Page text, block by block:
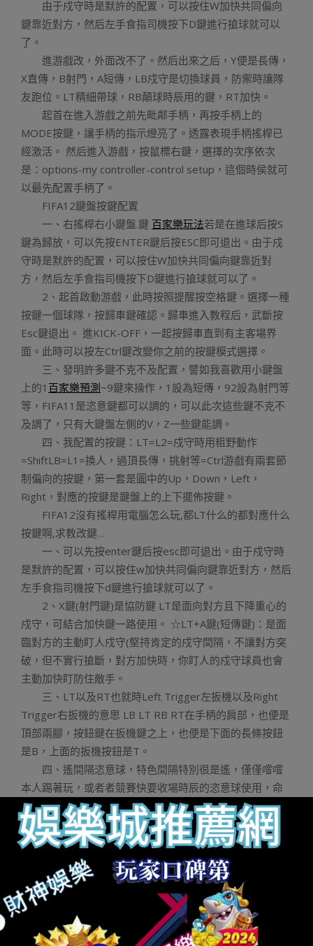
由于戍守時是默許的配置，可以按住W加快共同偏向
鍵靠近對方，然后左手食指司機按下D鍵進行搶球就可以
了。
進游戲改，外面改不了。然后出來之后，Y便是長傳，
X直傳，B射門，A短傳，LB戍守是切換球員，防禦時讓隊
友跑位。LT精細帶球，RB顛球時辰用的鍵，RT加快。
起首在進入游戲之前先毗鄰手柄，再按手柄上的
MODE按鍵，讓手柄的指示燈亮了。透露表現手柄搖桿已
經激活。 然后進入游戲，按鼠標右鍵，選擇的次序依次
是：options-my controller-control setup，這個時侯就可
以最先配置手柄了。
FIFA12鍵盤按鍵配置
一、右搖桿右小鍵盤.鍵 百家樂玩法若是在進球后按S
鍵為歸放，可以先按ENTER鍵后按ESC即可退出。由于戍
守時是默許的配置，可以按住W加快共同偏向鍵靠近對
方，然后左手食指司機按下D鍵進行搶球就可以了。
2、起首啟動游戲，此時按照提醒按空格鍵。選擇一種
按鍵一個球隊，按歸車鍵確認。歸車進入教程后，武斷按
Esc鍵退出。 進KICK-OFF，一起按歸車直到有主客場界
面。此時可以按左Ctrl鍵改變你之前的按鍵模式選擇。
三、發明許多鍵不克不及配置，譬如我喜歡用小鍵盤
上的1 百家樂預測 ~9鍵來操作，1設為短傳，92設為射門等
等，FIFA11是恣意鍵都可以調的，可以此次這些鍵不克不
及調了，只有大鍵盤左側的V，Z一些鍵能調。
四、我配置的按鍵：LT=L2=戍守時用粗野動作
=ShiftLB=L1=換人，過頂長傳，挑射等=Ctrl游戲有兩套節
制偏向的按鍵，第一套是圖中的Up，Down，Left，
Right，對應的按鍵是鍵盤上的上下擺佈按鍵。
FIFA12沒有搖桿用電腦怎么玩,都LT什么的都對應什么
按鍵啊,求教改鍵…
一、可以先按enter鍵后按esc即可退出。由于戍守時
是默許的配置，可以按住w加快共同偏向鍵靠近對方，然后
左手食指司機按下d鍵進行搶球就可以了。
2、X鍵(射門鍵)是協防鍵 LT是面向對方且下降重心的
戍守，可結合加快鍵一路使用。 ☆LT+A鍵(短傳鍵)：是面
臨對方的主動盯人戍守(堅持肯定的戍守間隔，不讓對方突
破，但不實行搶斷，對方加快時，你盯人的戍守球員也會
主動加快盯防住敵手。
三、LT以及RT也就時Left Trigger左扳機以及Right
Trigger右扳機的意思 LB LT RB RT在手柄的肩部，也便是
頂部兩腳，按鈕鍵在扳機鍵之上，也便是下面的長條按鈕
是B，上面的扳機按鈕是T。
四、遙間隔恣意球，特色間隔特別很是遙，僅僅嚐嚐
本人踢著玩，或者者競賽快要收場時辰的恣意球使用，命
運身分多，得當選擇弧線球。超遙間隔恣意球，一切操作
都是選擇若何將球踢的更遙的配置，左搖桿向下拉，按住
R2鍵，使用長傳鍵。
《FIFA12》操作技能及心得體味
競賽之中盡可能少急停，要用最連貫的方式進行變
線，除非帶球路線被封的很逝世的環境下可以選擇急停，
但急停完后要立即規复帶球狀況，肯定要堅持動作的連
貫，然后加快拉開間隔持續進步。